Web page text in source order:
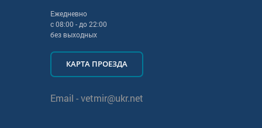
Ежедневно
с08:00 - до22:00
без выходных
КАРТА ПРОЕЗДА
Email -vetmir@ukr.net